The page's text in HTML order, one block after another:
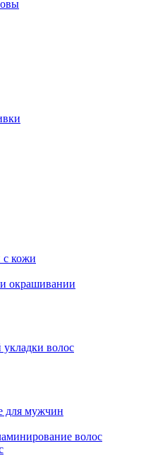
с кожи
окрашивании
укладки волос
для мужчин
волос